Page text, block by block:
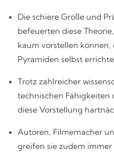
Die schiere Größe und
befeuerten diese
kaum vorstellen können,
Pyramiden selbst
Trotz zahlreicher
technischen
diese Vorstellung
Autoren, Filmemacher
greifen sie zudem